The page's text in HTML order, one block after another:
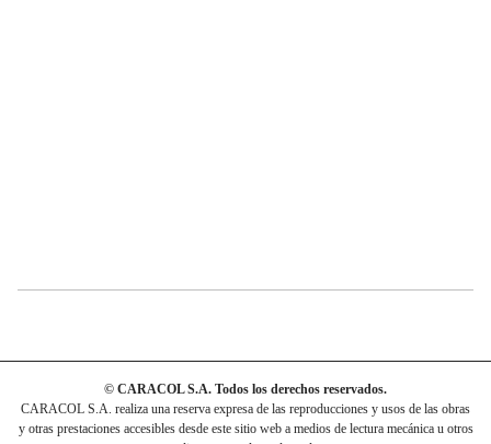
© CARACOL S.A. Todos los derechos reservados.
CARACOL S.A. realiza una reserva expresa de las reproducciones y usos de las obras
y otras prestaciones accesibles desde este sitio web a medios de lectura mecánica u otros